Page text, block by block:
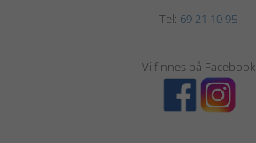
Tel: 69 21 10 95
Vi finnes på Facebook